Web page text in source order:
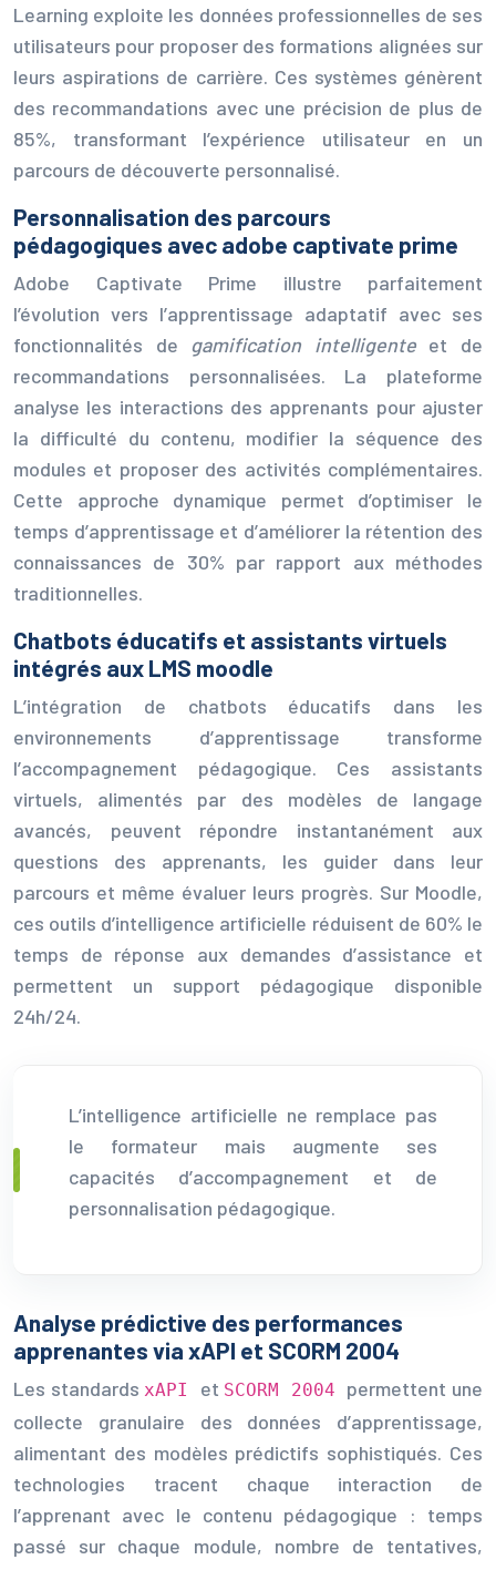
Learning exploite les données professionnelles de ses
utilisateurs pour proposer des formations alignées sur
leurs aspirations de carrière. Ces systèmes génèrent
des recommandations avec une précision de plus de
85%, transformant l’expérience utilisateur en un
parcours de découverte personnalisé.
Personnalisation des parcours
pédagogiques avec adobe captivate prime
Adobe Captivate Prime illustre parfaitement
l’évolution vers l’apprentissage adaptatif avec ses
fonctionnalités de gamification intelligente et de
recommandations personnalisées. La plateforme
analyse les interactions des apprenants pour ajuster
la difficulté du contenu, modifier la séquence des
modules et proposer des activités complémentaires.
Cette approche dynamique permet d’optimiser le
temps d’apprentissage et d’améliorer la rétention des
connaissances de 30% par rapport aux méthodes
traditionnelles.
Chatbots éducatifs et assistants virtuels
intégrés aux LMS moodle
L’intégration de chatbots éducatifs dans les
environnements d’apprentissage transforme
l’accompagnement pédagogique. Ces assistants
virtuels, alimentés par des modèles de langage
avancés, peuvent répondre instantanément aux
questions des apprenants, les guider dans leur
parcours et même évaluer leurs progrès. Sur Moodle,
ces outils d’intelligence artificielle réduisent de 60% le
temps de réponse aux demandes d’assistance et
permettent un support pédagogique disponible
24h/24.
L’intelligence artificielle ne remplace pas
le formateur mais augmente ses
capacités d’accompagnement et de
personnalisation pédagogique.
Analyse prédictive des performances
apprenantes via xAPI et SCORM 2004
Les standards xAPI et SCORM 2004 permettent une
collecte granulaire des données d’apprentissage,
alimentant des modèles prédictifs sophistiqués. Ces
technologies tracent chaque interaction de
l’apprenant avec le contenu pédagogique : temps
passé sur chaque module, nombre de tentatives,